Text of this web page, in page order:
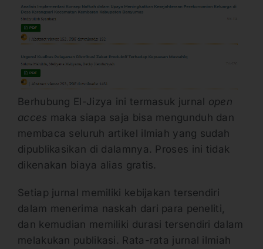
Berhubung El-Jizya ini termasuk jurnal open
acces maka siapa saja bisa mengunduh dan
membaca seluruh artikel ilmiah yang sudah
dipublikasikan di dalamnya. Proses ini tidak
dikenakan biaya alias gratis.
Setiap jurnal memiliki kebijakan tersendiri
dalam menerima naskah dari para peneliti,
dan kemudian memiliki durasi tersendiri dalam
melakukan publikasi. Rata-rata jurnal ilmiah